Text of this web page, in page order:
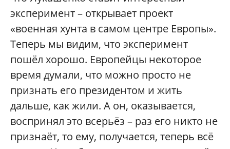
эксперимент – открывает проект
«военная хунта в самом центре Европы».
Теперь мы видим, что эксперимент
пошёл хорошо. Европейцы некоторое
время думали, что можно просто не
признать его президентом и жить
дальше, как жили. А он, оказывается,
воспринял это всерьёз – раз его никто не
признаёт, то ему, получается, теперь всё